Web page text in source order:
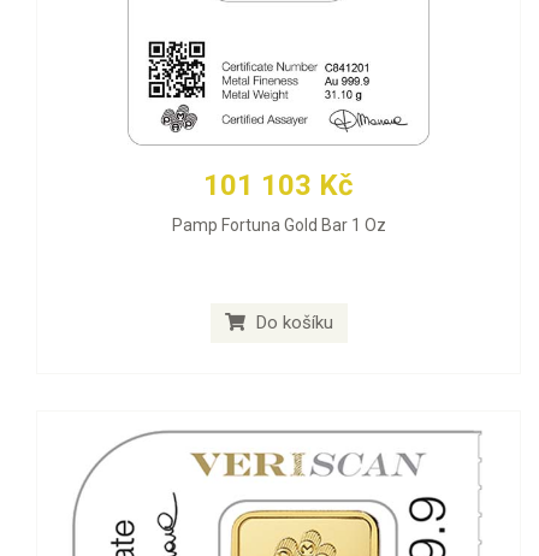
101 103 Kč
Pamp Fortuna Gold Bar 1 Oz
Do košíku